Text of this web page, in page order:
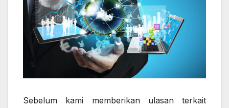
Sebelum kami memberikan ulasan terkait